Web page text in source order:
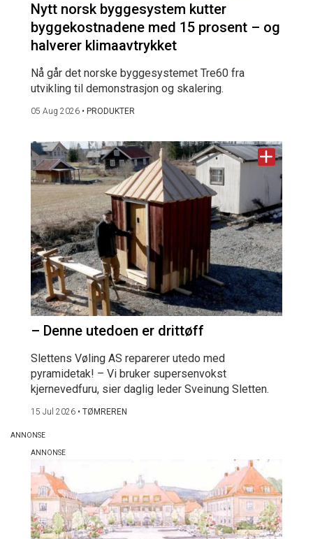
Nytt norsk byggesystem kutter
byggekostnadene med 15 prosent – og
halverer klimaavtrykket
Nå går det norske byggesystemet Tre60 fra
utvikling til demonstrasjon og skalering.
05 Aug 2026 • PRODUKTER
– Denne utedoen er drittøff
Slettens Vøling AS reparerer utedo med
pyramidetak! – Vi bruker supersenvokst
kjernevedfuru, sier daglig leder Sveinung Sletten.
15 Jul 2026 • TØMREREN